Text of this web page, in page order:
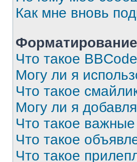
Как мне вновь
Что такое
Могу ли я
Что такое
Могу ли я
Что такое
Что такое
Что такое